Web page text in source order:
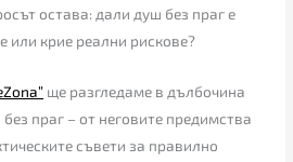
остава: дали душ без праг е
или крие реални рискове?
” ще разгледаме в дълбочина
праг – от неговите предимства
съвети за правилно